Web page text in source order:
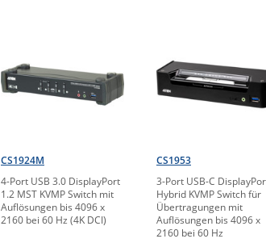
CS1924M
4-Port USB 3.0 DisplayPort
1.2 MST KVMP Switch mit
Auflösungen bis 4096 x
2160 bei 60 Hz (4K DCI)
CS1953
3-Port USB-C
Hybrid KVMP Switch für
Übertragungen mit
Auflösungen bis 4096 x
2160 bei 60 Hz